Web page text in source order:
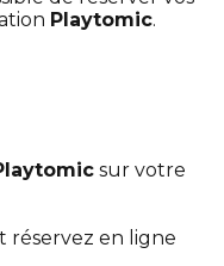
Playtomic.
sur votre
réservez en ligne